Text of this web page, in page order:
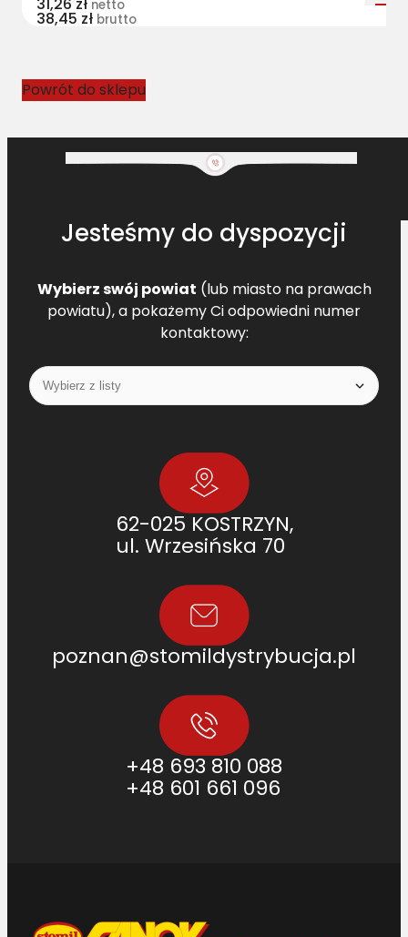
0
9
0
31,26 zł netto
38,45 zł brutto
Powrót do sklepu
Jesteśmy do dyspozycji
Wybierz swój powiat (lub miasto na prawach
powiatu), a pokażemy Ci odpowiedni numer
kontaktowy:
62-025 KOSTRZYN,
ul. Wrzesińska 70
poznan@stomildystrybucja.pl
+48 693 810 088
+48 601 661 096